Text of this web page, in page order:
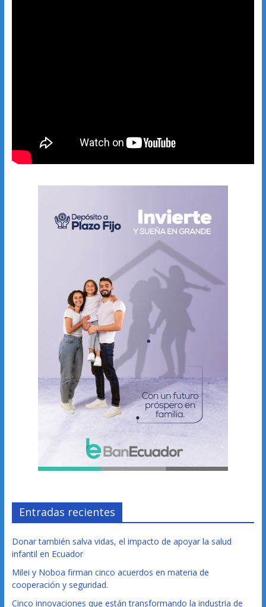
Entradas recientes
Donar también salva vidas, el impacto de apoyar la salud
infantil en Ecuador
Milei y Noboa firman cinco acuerdos en materia de
cooperación y seguridad.
Cinco innovaciones que están transformando la industria de